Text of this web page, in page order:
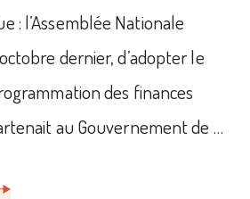
: l’Assemblée Nationale
dernier, d’adopter le
des finances
au Gouvernement de …